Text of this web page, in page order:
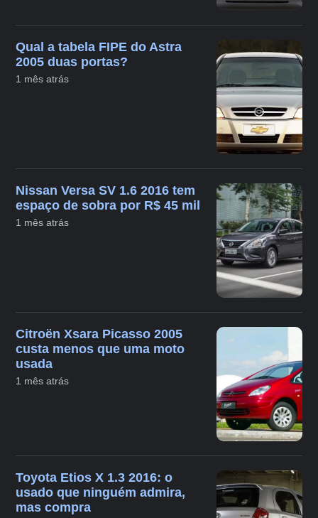
Qual a tabela FIPE do Astra
2005 duas portas?
1 mês atrás
Nissan Versa SV 1.6 2016 tem
espaço de sobra por R$ 45 mil
1 mês atrás
Citroën Xsara Picasso 2005
custa menos que uma moto
usada
1 mês atrás
Toyota Etios X 1.3 2016: o
usado que ninguém admira,
mas compra